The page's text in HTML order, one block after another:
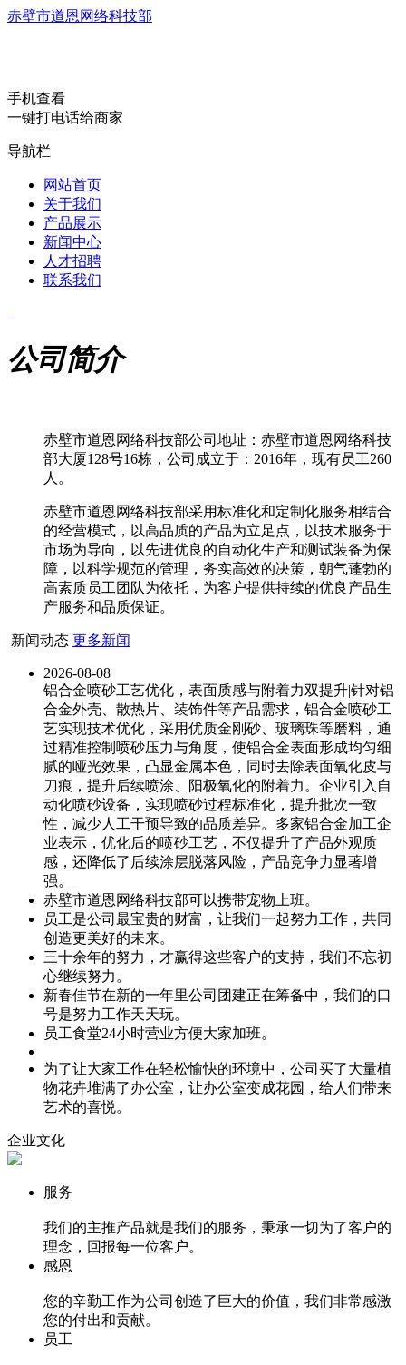
赤壁市道恩网络科技部
手机查看
一键打电话给商家
导航栏
网站首页
关于我们
产品展示
新闻中心
人才招聘
联系我们
公司简介
赤壁市道恩网络科技部公司地址：赤壁市道恩网络科技
部大厦128号16栋，公司成立于：2016年，现有员工260
人。
赤壁市道恩网络科技部采用标准化和定制化服务相结合
的经营模式，以高品质的产品为立足点，以技术服务于
市场为导向，以先进优良的自动化生产和测试装备为保
障，以科学规范的管理，务实高效的决策，朝气蓬勃的
高素质员工团队为依托，为客户提供持续的优良产品生
产服务和品质保证。
新闻动态 更多新闻
2026-08-08
铝合金喷砂工艺优化，表面质感与附着力双提升|针对铝
合金外壳、散热片、装饰件等产品需求，铝合金喷砂工
艺实现技术优化，采用优质金刚砂、玻璃珠等磨料，通
过精准控制喷砂压力与角度，使铝合金表面形成均匀细
腻的哑光效果，凸显金属本色，同时去除表面氧化皮与
刀痕，提升后续喷涂、阳极氧化的附着力。企业引入自
动化喷砂设备，实现喷砂过程标准化，提升批次一致
性，减少人工干预导致的品质差异。多家铝合金加工企
业表示，优化后的喷砂工艺，不仅提升了产品外观质
感，还降低了后续涂层脱落风险，产品竞争力显著增
强。
赤壁市道恩网络科技部可以携带宠物上班。
员工是公司最宝贵的财富，让我们一起努力工作，共同
创造更美好的未来。
三十余年的努力，才赢得这些客户的支持，我们不忘初
心继续努力。
新春佳节在新的一年里公司团建正在筹备中，我们的口
号是努力工作天天玩。
员工食堂24小时营业方便大家加班。
为了让大家工作在轻松愉快的环境中，公司买了大量植
物花卉堆满了办公室，让办公室变成花园，给人们带来
艺术的喜悦。
企业文化
服务
我们的主推产品就是我们的服务，秉承一切为了客户的
理念，回报每一位客户。
感恩
您的辛勤工作为公司创造了巨大的价值，我们非常感激
您的付出和贡献。
员工